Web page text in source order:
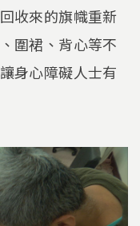
收來的旗幟重新
圍裙、背心等不
身心障礙人士有